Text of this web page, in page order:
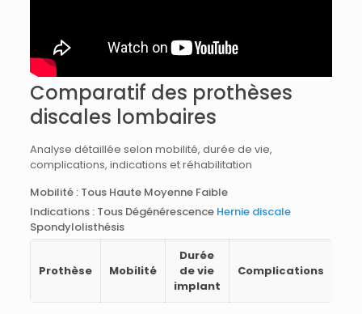
Comparatif des prothèses
discales lombaires
Analyse détaillée selon mobilité, durée de vie,
complications, indications et réhabilitation
Mobilité :Tous Haute Moyenne Faible
Indications :Tous Dégénérescence Hernie discale
Spondylolisthésis
plusieurs
Prothèse Mobilité
Durée
de vie
implant
Complications